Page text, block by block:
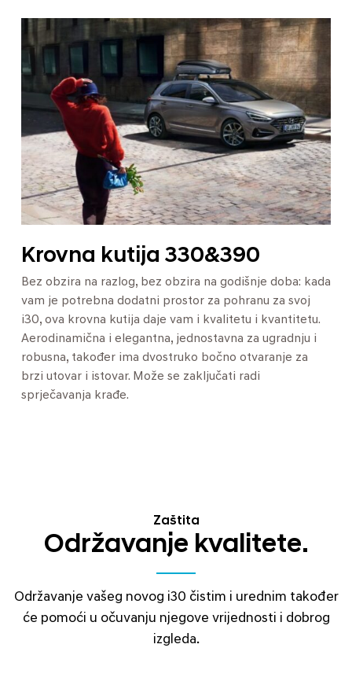
Krovna kutija 330&390
Bez obzira na razlog, bez obzira na godišnje doba: kada
vam je potrebna dodatni prostor za pohranu za svoj
i30, ova krovna kutija daje vam i kvalitetu i kvantitetu.
Aerodinamična i elegantna, jednostavna za ugradnju i
robusna, također ima dvostruko bočno otvaranje za
brzi utovar i istovar. Može se zaključati radi
sprječavanja krađe.
Zaštita
Održavanje kvalitete.
Održavanje vašeg novog i30 čistim i urednim također
će pomoći u očuvanju njegove vrijednosti i dobrog
izgleda.